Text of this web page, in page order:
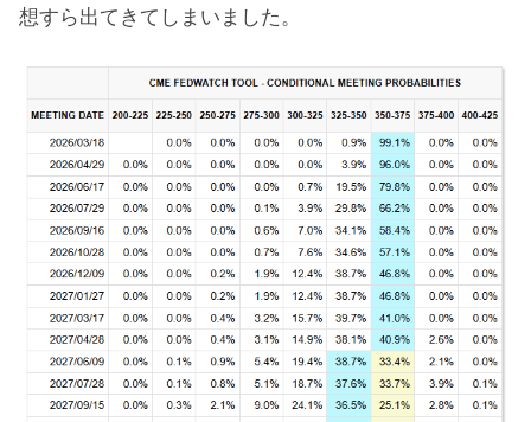
想すら出てきてしまいました。